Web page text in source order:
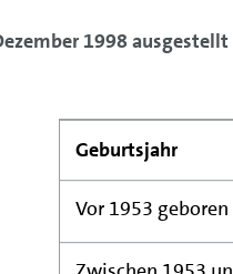
1998 ausgestellt
Geburtsjahr
Vor 1953 geboren